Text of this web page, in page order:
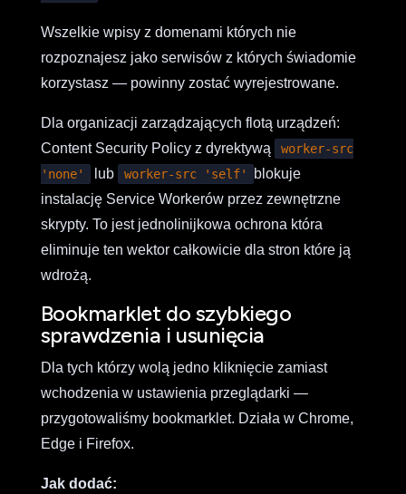
Wszelkie wpisy z domenami których nie
rozpoznajesz jako serwisów z których świadomie
korzystasz — powinny zostać wyrejestrowane.
Dla organizacji zarządzających flotą urządzeń:
Content Security Policy z dyrektywą
worker-src
'none'
lub worker-src 'self'
blokuje
instalację Service Workerów przez zewnętrzne
skrypty. To jest jednolinijkowa ochrona która
eliminuje ten wektor całkowicie dla stron które ją
wdrożą.
Bookmarklet do szybkiego
sprawdzenia i usunięcia
Dla tych którzy wolą jedno kliknięcie zamiast
wchodzenia w ustawienia przeglądarki —
przygotowaliśmy bookmarklet. Działa w Chrome,
Edge i Firefox.
Jak dodać: